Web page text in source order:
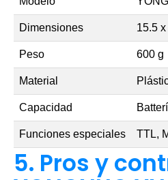
Dimensiones 15.5
Peso 600 g
Material
Capacidad
Funciones especiales TTL,
5. Pros y